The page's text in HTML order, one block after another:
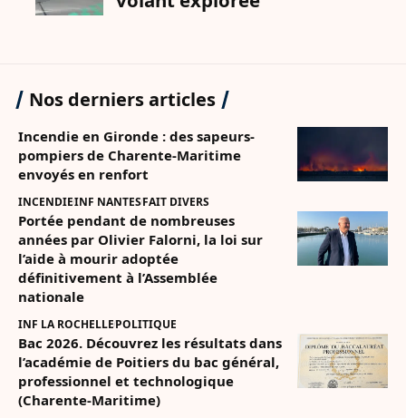
Nos derniers articles
Incendie en Gironde : des sapeurs-
pompiers de Charente-Maritime
envoyés en renfort
INCENDIEINF NANTESFAIT DIVERS
Portée pendant de nombreuses
années par Olivier Falorni, la loi sur
l’aide à mourir adoptée
définitivement à l’Assemblée
nationale
INF LA ROCHELLEPOLITIQUE
Bac 2026. Découvrez les résultats dans
l’académie de Poitiers du bac général,
professionnel et technologique
(Charente-Maritime)